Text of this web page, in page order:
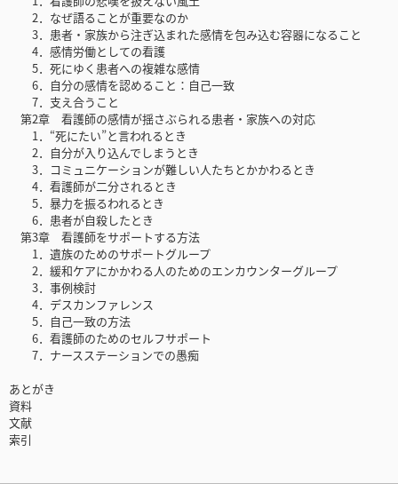
2．なぜ語ることが重要なのか
3．患者・家族から注ぎ込まれた感情を包み込む容器になること
4．感情労働としての看護
5．死にゆく患者への複雑な感情
6．自分の感情を認めること：自己一致
7．支え合うこと
第2章 看護師の感情が揺さぶられる患者・家族への対応
1．“死にたい”と言われるとき
2．自分が入り込んでしまうとき
3．コミュニケーションが難しい人たちとかかわるとき
4．看護師が二分されるとき
5．暴力を振るわれるとき
6．患者が自殺したとき
第3章 看護師をサポートする方法
1．遺族のためのサポートグループ
2．緩和ケアにかかわる人のためのエンカウンターグループ
3．事例検討
4．デスカンファレンス
5．自己一致の方法
6．看護師のためのセルフサポート
7．ナースステーションでの愚痴
あとがき
資料
文献
索引